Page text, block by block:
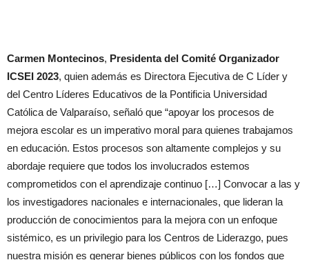
Carmen Montecinos, Presidenta del Comité Organizador
ICSEI 2023, quien además es Directora Ejecutiva de C Líder y
del Centro Líderes Educativos de la Pontificia Universidad
Católica de Valparaíso, señaló que “apoyar los procesos de
mejora escolar es un imperativo moral para quienes trabajamos
en educación. Estos procesos son altamente complejos y su
abordaje requiere que todos los involucrados estemos
comprometidos con el aprendizaje continuo […] Convocar a las y
los investigadores nacionales e internacionales, que lideran la
producción de conocimientos para la mejora con un enfoque
sistémico, es un privilegio para los Centros de Liderazgo, pues
nuestra misión es generar bienes públicos con los fondos que